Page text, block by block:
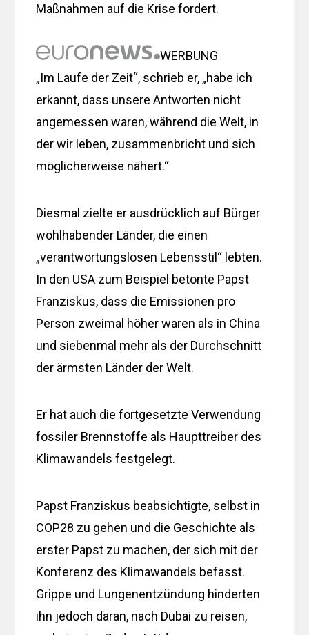
Maßnahmen auf die Krise fordert.
WERBUNG
„Im Laufe der Zeit“, schrieb er, „habe ich
erkannt, dass unsere Antworten nicht
angemessen waren, während die Welt, in
der wir leben, zusammenbricht und sich
möglicherweise nähert.“
Diesmal zielte er ausdrücklich auf Bürger
wohlhabender Länder, die einen
„verantwortungslosen Lebensstil“ lebten.
In den USA zum Beispiel betonte Papst
Franziskus, dass die Emissionen pro
Person zweimal höher waren als in China
und siebenmal mehr als der Durchschnitt
der ärmsten Länder der Welt.
Er hat auch die fortgesetzte Verwendung
fossiler Brennstoffe als Haupttreiber des
Klimawandels festgelegt.
Papst Franziskus beabsichtigte, selbst in
COP28 zu gehen und die Geschichte als
erster Papst zu machen, der sich mit der
Konferenz des Klimawandels befasst.
Grippe und Lungenentzündung hinderten
ihn jedoch daran, nach Dubai zu reisen,